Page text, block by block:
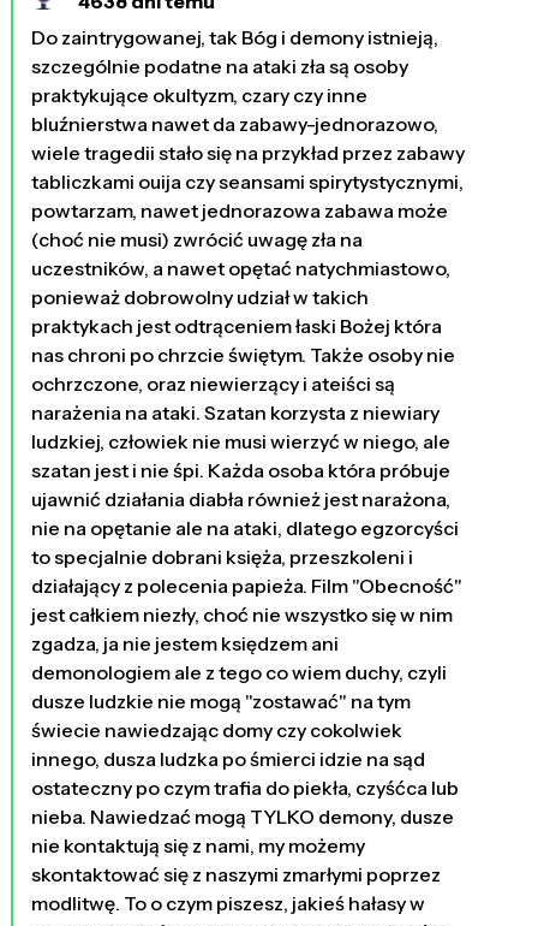
Do zaintrygowanej, tak Bóg i demony istnieją,
szczególnie podatne na ataki zła są osoby
praktykujące okultyzm, czary czy inne
bluźnierstwa nawet da zabawy-jednorazowo,
wiele tragedii stało się na przykład przez zabawy
tabliczkami ouija czy seansami spirytystycznymi,
powtarzam, nawet jednorazowa zabawa może
(choć nie musi) zwrócić uwagę zła na
uczestników, a nawet opętać natychmiastowo,
ponieważ dobrowolny udział w takich
praktykach jest odtrąceniem łaski Bożej która
nas chroni po chrzcie świętym. Także osoby nie
ochrzczone, oraz niewierzący i ateiści są
narażenia na ataki. Szatan korzysta z niewiary
ludzkiej, człowiek nie musi wierzyć w niego, ale
szatan jest i nie śpi. Każda osoba która próbuje
ujawnić działania diabła również jest narażona,
nie na opętanie ale na ataki, dlatego egzorcyści
to specjalnie dobrani księża, przeszkoleni i
działający z polecenia papieża. Film "Obecność"
jest całkiem niezły, choć nie wszystko się w nim
zgadza, ja nie jestem księdzem ani
demonologiem ale z tego co wiem duchy, czyli
dusze ludzkie nie mogą "zostawać" na tym
świecie nawiedzając domy czy cokolwiek
innego, dusza ludzka po śmierci idzie na sąd
ostateczny po czym trafia do piekła, czyśćca lub
nieba. Nawiedzać mogą TYLKO demony, dusze
nie kontaktują się z nami, my możemy
skontaktować się z naszymi zmarłymi poprzez
modlitwę. To o czym piszesz, jakieś hałasy w